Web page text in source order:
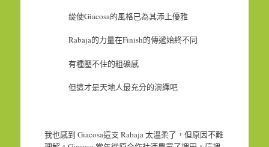
緃使Giacosa的風格已為其添上優雅
Rabaja的力量在Finish的傳遞始終不同
有種壓不住的粗礦感
但這才是天地人最充分的演繹吧
我也感到 Giacosa這支 Rabaja 太溫柔了，但原因不難